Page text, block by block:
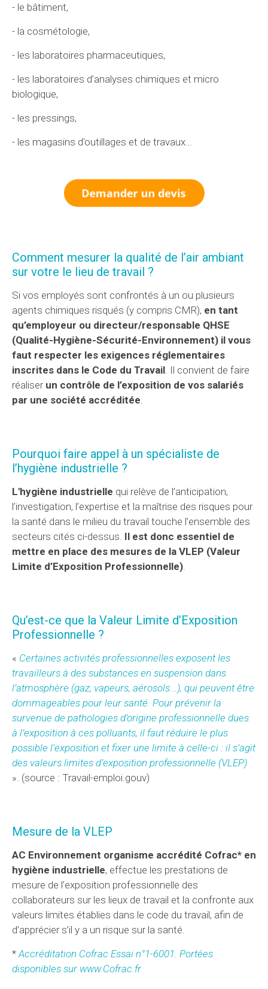
- le bâtiment,
- la cosmétologie,
- les laboratoires pharmaceutiques,
- les laboratoires d’analyses chimiques et micro
biologique,
- les pressings,
- les magasins d'outillages et de travaux…
Comment mesurer la qualité de l’air ambiant
sur votre le lieu de travail ?
Si vos employés sont confrontés à un ou plusieurs
agents chimiques risqués (y compris CMR), en tant
qu’employeur ou directeur/responsable QHSE
(Qualité-Hygiène-Sécurité-Environnement) il vous
faut respecter les exigences réglementaires
inscrites dans le Code du Travail . Il convient de faire
réaliser un contrôle de l’exposition de vos salariés
par une société accréditée
Pourquoi faire appel à un spécialiste de
l’hygiène industrielle ?
L'hygiène industrielle qui relève de l’anticipation,
l’investigation, l’expertise et la maîtrise des risques pour
la santé dans le milieu du travail touche l’ensemble des
secteurs cités ci-dessus. Il est donc essentiel de
mettre en place des mesures de la VLEP (Valeur
Limite d’Exposition Professionnelle)
Qu’est-ce que la Valeur Limite d’Exposition
Professionnelle ?
« Certaines activités professionnelles exposent les
travailleurs à des substances en suspension dans
l’atmosphère (gaz, vapeurs, aérosols...), qui peuvent être
dommageables pour leur santé. Pour prévenir la
survenue de pathologies d’origine professionnelle dues
à l’exposition à ces polluants, il faut réduire le plus
possible l’exposition et fixer une limite à celle-ci : il s’agit
des valeurs limites d’exposition professionnelle (VLEP)
». (source : Travail-emploi.gouv)
Mesure de la VLEP
AC Environnement organisme accrédité Cofrac* en
hygiène industrielle, effectue les prestations de
mesure de l’exposition professionnelle des
collaborateurs sur les lieux de travail et la confronte aux
valeurs limites établies dans le code du travail, afin de
d’apprécier s’il y a un risque sur la santé.
* Accréditation Cofrac Essai n°1-6001. Portées
disponibles sur www.Cofrac.fr